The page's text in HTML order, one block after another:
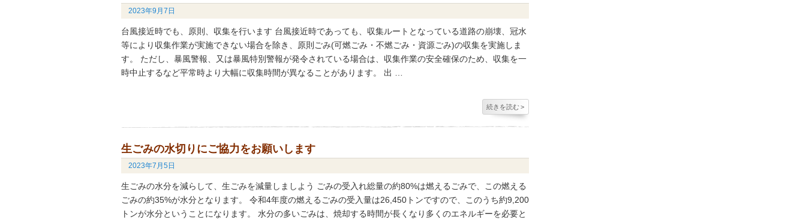
2023年9月7日
台風接近時でも、原則、収集を行います 台風接近時であっても、収集ルートとなっている道路の崩壊、冠水
等により収集作業が実施できない場合を除き、原則ごみ(可燃ごみ・不燃ごみ・資源ごみ)の収集を実施しま
す。 ただし、暴風警報、又は暴風特別警報が発令されている場合は、収集作業の安全確保のため、収集を一
時中止するなど平常時より大幅に収集時間が異なることがあります。 出 …
続きを読む >
生ごみの水切りにご協力をお願いします
2023年7月5日
生ごみの水分を減らして、生ごみを減量しましよう ごみの受入れ総量の約80%は燃えるごみで、この燃える
ごみの約35%が水分となります。 令和4年度の燃えるごみの受入量は26,450トンですので、このうち約9,200
トンが水分ということになります。 水分の多いごみは、焼却する時間が長くなり多くのエネルギーを必要と